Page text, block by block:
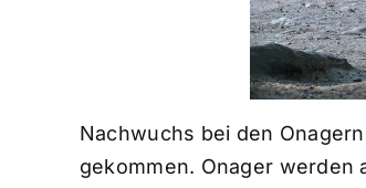
Nachwuchs bei den
gekommen. Onager werden